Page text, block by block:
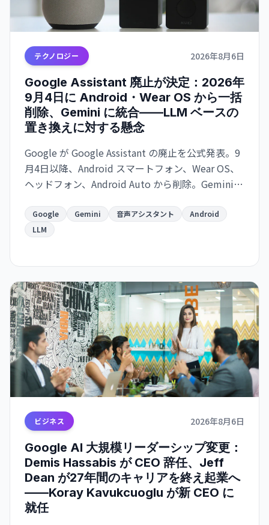
テクノロジー 2026年8月6日
Google Assistant 廃止が決定：2026年
9月4日に Android・Wear OS から一括
削除、Gemini に統合——LLM ベースの
置き換えに対する懸念
Google が Google Assistant の廃止を公式発表。9
月4日以降、Android スマートフォン、Wear OS、
ヘッドフォン、Android Auto から削除。Gemini
LLM への移行に対する信頼性の懸念が浮上。
Google Gemini 音声アシスタント
Android
LLM
ビジネス 2026年8月6日
Google AI 大規模リーダーシップ変更：
Demis Hassabis が CEO 辞任、Jeff
Dean が27年間のキャリアを終え起業へ
——Koray Kavukcuoglu が新 CEO に
就任